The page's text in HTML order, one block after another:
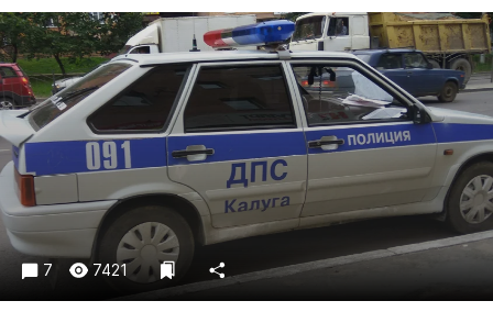
Недвижимость и ЖКХ
Образование
Общество
Погода
Праздники
Происшествия
Спорт
Экономика и бизнес
ПРОЕКТЫ
7 7421